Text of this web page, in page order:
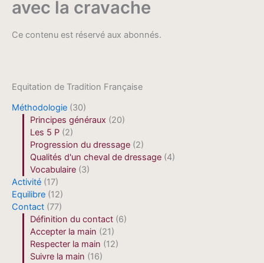
Equitation de Tradition Française
Méthodologie (30)
Principes généraux (20)
Les 5 P (2)
Progression du dressage (2)
Qualités d'un cheval de dressage (4)
Vocabulaire (3)
Activité (17)
Equilibre (12)
Contact (77)
Définition du contact (6)
Accepter la main (21)
Respecter la main (12)
Suivre la main (16)
avec la cravache
Ce contenu est réservé aux abonnés.